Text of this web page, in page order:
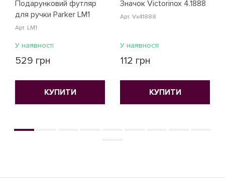
Подарунковий футляр
для ручки Parker LM1
Арт. LM1
У наявності
529 грн
КУПИТИ
Значок Victorinox 4.1888
Арт. Vx41888
У наявності
112 грн
КУПИТИ